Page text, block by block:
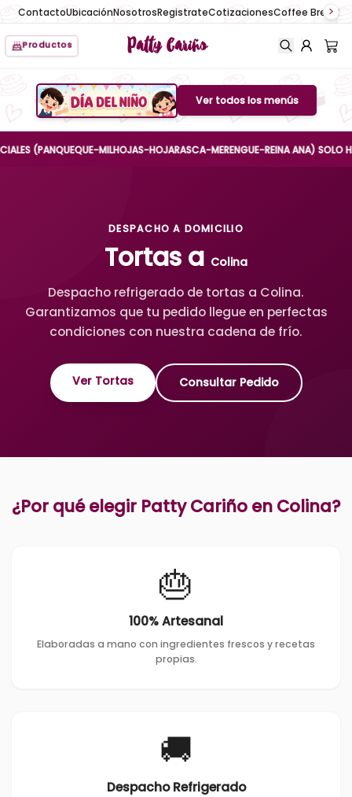
ContactoUbicaciónNosotrosRegistrateCotizacionesCoffee Break
Productos Patty Cariño
Boton de menu
Ver todos los menús
(PANQUEQUE-MILHOJAS-HOJARASCA-MERENGUE-REINA ANA) SOLO HASTA
DESPACHO A DOMICILIO
Tortas a Colina
Despacho refrigerado de tortas a Colina.
Garantizamos que tu pedido llegue en perfectas
condiciones con nuestra cadena de frío.
Ver Tortas Consultar Pedido
¿Por qué elegir Patty Cariño en Colina?
🎂
100% Artesanal
Elaboradas a mano con ingredientes frescos y recetas
propias.
🚚
Despacho Refrigerado